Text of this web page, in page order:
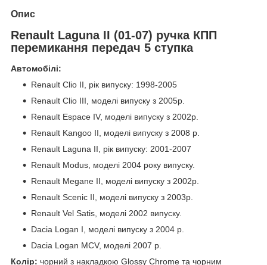
Опис
Renault Laguna II (01-07) ручка КПП
перемикання передач 5 ступка
Автомобілі:
Renault Clio II, рік випуску: 1998-2005
Renault Clio III, моделі випуску з 2005р.
Renault Espace IV, моделі випуску з 2002р.
Renault Kangoo II, моделі випуску з 2008 р.
Renault Laguna II, рік випуску: 2001-2007
Renault Modus, моделі 2004 року випуску.
Renault Megane II, моделі випуску з 2002р.
Renault Scenic II, моделі випуску з 2003р.
Renault Vel Satis, моделі 2002 випуску.
Dacia Logan I, моделі випуску з 2004 р.
Dacia Logan MCV, моделі 2007 р.
Колір: чорний з накладкою Glossy Chrome та чорним